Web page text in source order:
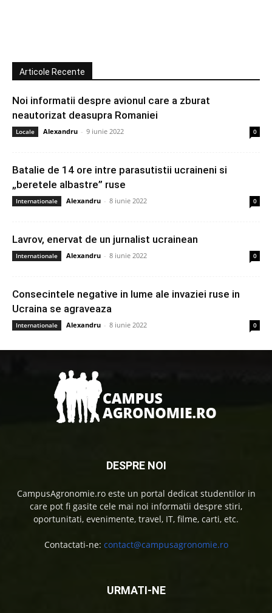
Articole Recente
Noi informatii despre avionul care a zburat
neautorizat deasupra Romaniei
Locale Alexandru - 9 iunie 2022 0
Batalie de 14 ore intre parasutistii ucraineni si
„beretele albastre” ruse
Internationale Alexandru - 8 iunie 2022 0
Lavrov, enervat de un jurnalist ucrainean
Internationale Alexandru - 8 iunie 2022 0
Consecintele negative in lume ale invaziei ruse in
Ucraina se agraveaza
Internationale Alexandru - 8 iunie 2022 0
DESPRE NOI
CampusAgronomie.ro este un portal dedicat studentilor in
care pot fi gasite cele mai noi informatii despre stiri,
oportunitati, evenimente, travel, IT, filme, carti, etc.
Contactati-ne: contact@campusagronomie.ro
URMATI-NE